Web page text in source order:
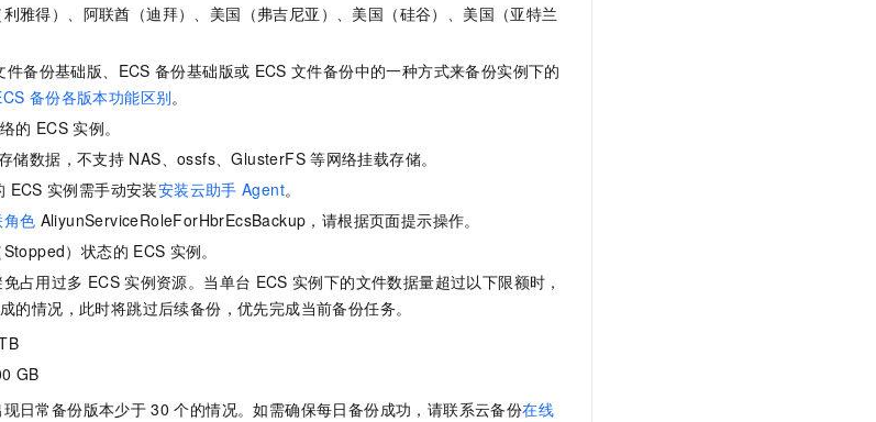
雅得）、阿联酋（迪拜）、美国（弗吉尼亚）、美国（硅谷）、美国（亚特兰
件备份基础版、ECS 备份基础版或 ECS 文件备份中的一种方式来备份实例下的
备份各版本功能区别。
的 ECS 实例。
储数据，不支持 NAS、ossfs、GlusterFS 等网络挂载存储。
ECS 实例需手动安装安装云助手 Agent。
色 AliyunServiceRoleForHbrEcsBackup，请根据页面提示操作。
）状态的 ECS 实例。
占用过多 ECS 实例资源。当单台 ECS 实例下的文件数据量超过以下限额时，
的情况，此时将跳过后续备份，优先完成当前备份任务。
GB
日常备份版本少于 30 个的情况。如需确保每日备份成功，请联系云备份在线